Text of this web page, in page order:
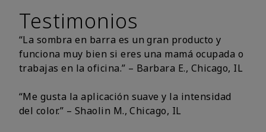
Testimonios
“La sombra en barra es un gran producto y
funciona muy bien si eres una mamá ocupada o
trabajas en la oficina.” – Barbara E., Chicago, IL
“Me gusta la aplicación suave y la intensidad
del color.” – Shaolin M., Chicago, IL